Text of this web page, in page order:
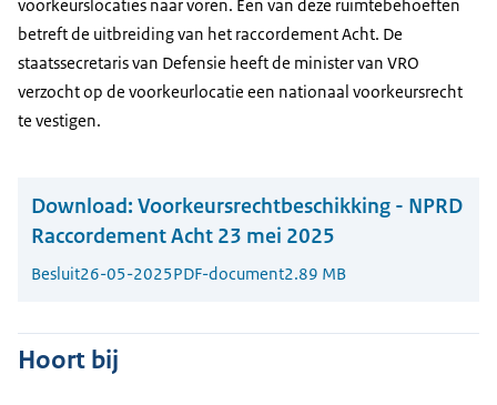
voorkeurslocaties naar voren. Een van deze ruimtebehoeften
betreft de uitbreiding van het raccordement Acht. De
staatssecretaris van Defensie heeft de minister van VRO
verzocht op de voorkeurlocatie een nationaal voorkeursrecht
te vestigen.
Download: Voorkeursrechtbeschikking - NPRD
Raccordement Acht 23 mei 2025
Besluit26-05-2025PDF-document2.89 MB
Hoort bij